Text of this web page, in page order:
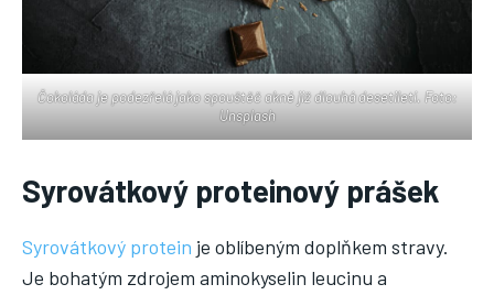
Čokoláda je podezřelá jako spouštěč akné již dlouhá desetiletí. Foto:
Unsplash
Syrovátkový proteinový prášek
Syrovátkový protein je oblíbeným doplňkem stravy.
Je bohatým zdrojem aminokyselin leucinu a